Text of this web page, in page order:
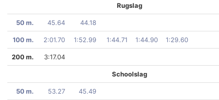
Rugslag
50 m. 45.64 44.18
100 m. 2:01.70 1:52.99 1:44.71 1:44.90 1:29.60
200 m. 3:17.04
Schoolslag
50 m. 53.27 45.49